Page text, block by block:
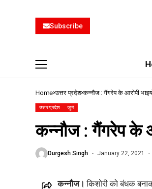
Subscribe
Home उत्तर प्रदेश कन्नौज : गैंगरेप के आरोपी
उत्तर प्रदेश जुर्म
कन्नौज : गैंगरेप के
Durgesh Singh January 22, 2021
कन्नौज। किशोरी को बंधक